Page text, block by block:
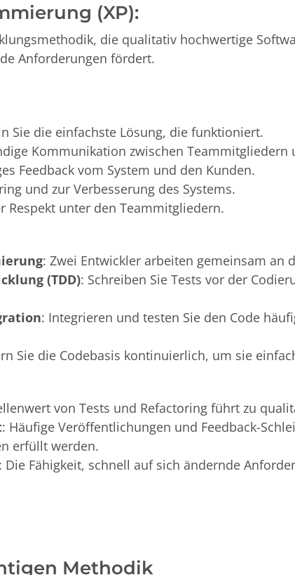
(XP):
die qualitativ hochwertige
Anforderungen fördert.
Sie die einfachste Lösung, die funktioniert.
Kommunikation zwischen Teammitgliedern
Feedback vom System und den Kunden.
und zur Verbesserung des Systems.
Respekt unter den Teammitgliedern.
: Zwei Entwickler arbeiten gemeinsam an
(TDD): Schreiben Sie Tests vor der
: Integrieren und testen Sie den Code
Sie die Codebasis kontinuierlich, um sie
von Tests und Refactoring führt zu
: Häufige Veröffentlichungen und Feedback-
erfüllt werden.
: Die Fähigkeit, schnell auf sich ändernde
Methodik